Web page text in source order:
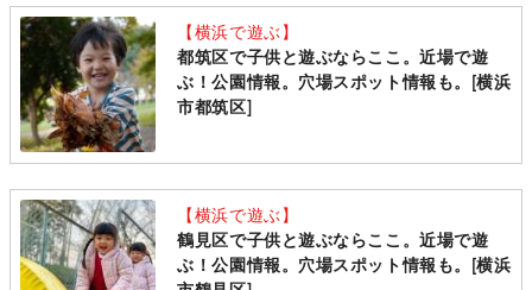
【横浜で遊ぶ】
都筑区で子供と遊ぶならここ。近場で遊
ぶ！公園情報。穴場スポット情報も。[横浜
市都筑区]
【横浜で遊ぶ】
鶴見区で子供と遊ぶならここ。近場で遊
ぶ！公園情報。穴場スポット情報も。[横浜